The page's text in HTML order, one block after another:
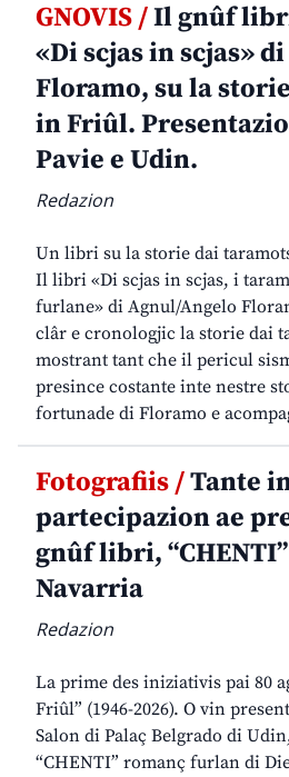
GNOVIS /Il gnûf
«Di scjas in scjas»
Floramo, su la
in Friûl.
Pavie e Udin.
Redazion
Un libri su la storie dai
Il libri «Di scjas in scjas, i
furlane» di Agnul/Angelo
clâr e cronologjic la storie dai
mostrant tant che il pericul
presince costante inte nestre
fortunade di Floramo e
Fotografiis /Tante
partecipazion ae
gnûf libri,
Navarria
Redazion
La prime des iniziativis pai 80
Friûl” (1946-2026). O vin
Salon di Palaç Belgrado di
“CHENTI” romanç furlan di